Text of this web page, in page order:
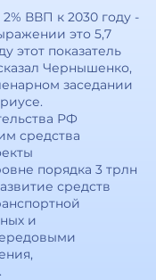
ВВП к 2030 году -
это 5,7
этот показатель
Чернышенко,
заседании
РФ
средства
порядка 3 трлн
средств
и